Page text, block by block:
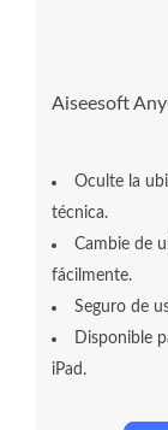
Aiseesoft
Oculte la
técnica.
Cambie de
fácilmente.
Seguro de
Disponible
iPad.